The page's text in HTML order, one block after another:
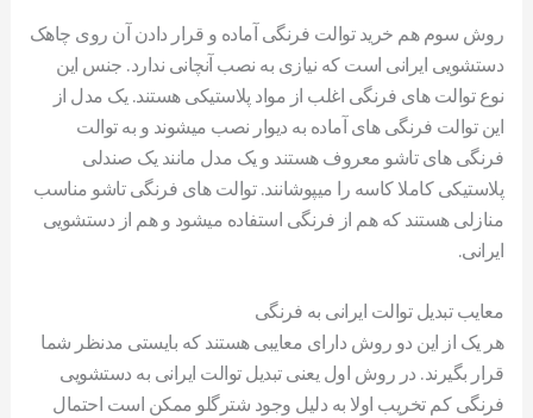
روش سوم هم خرید توالت فرنگی آماده و قرار دادن آن روی چاهک
دستشویی ایرانی است که نیازی به نصب آنچانی ندارد. جنس این
نوع توالت های فرنگی اغلب از مواد پلاستیکی هستند. یک مدل از
این توالت فرنگی های آماده به دیوار نصب میشوند و به توالت
فرنگی های تاشو معروف هستند و یک مدل مانند یک صندلی
پلاستیکی کاملا کاسه را میپوشانند. توالت های فرنگی تاشو مناسب
منازلی هستند که هم از فرنگی استفاده میشود و هم از دستشویی
ایرانی.
معایب تبدیل توالت ایرانی به فرنگی
هر یک از این دو روش دارای معایبی هستند که بایستی مدنظر شما
قرار بگیرند. در روش اول یعنی تبدیل توالت ایرانی به دستشویی
فرنگی کم تخریب اولا به دلیل وجود شترگلو ممکن است احتمال